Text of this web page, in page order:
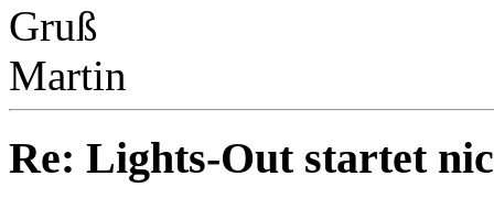
Gruß
Martin
Re: Lights-Out startet